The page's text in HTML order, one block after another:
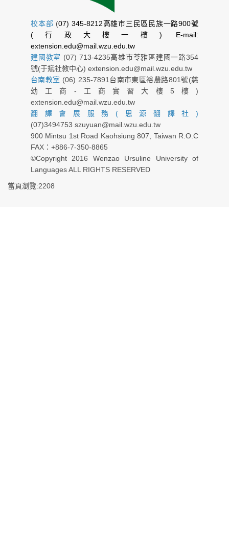
校本部 (07) 345-8212高雄市三民區民族一路900號
(行政大樓一樓) E-mail:
extension.edu@mail.wzu.edu.tw
建國教室 (07) 713-4235高雄市苓雅區建國一路354
號(于斌社教中心) extension.edu@mail.wzu.edu.tw
台南教室 (06) 235-7891台南市東區裕農路801號(慈
幼工商-工商實習大樓5樓)
extension.edu@mail.wzu.edu.tw
翻譯會展服務(思源翻譯社)
(07)3494753 szuyuan@mail.wzu.edu.tw
900 Mintsu 1st Road Kaohsiung 807, Taiwan R.O.C
FAX：+886-7-350-8865
©Copyright 2016 Wenzao Ursuline University of
Languages ALL RIGHTS RESERVED
當頁瀏覽:2208